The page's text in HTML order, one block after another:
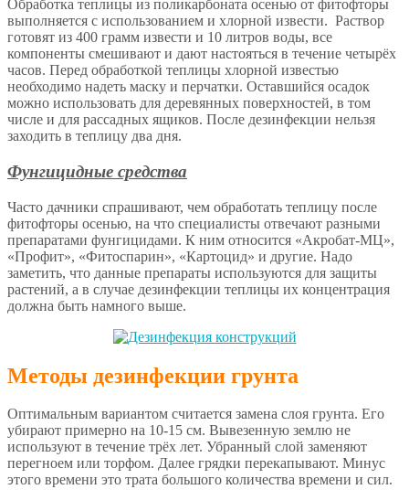
Обработка теплицы из поликарбоната осенью от фитофторы
выполняется с использованием и хлорной извести. Раствор
готовят из 400 грамм извести и 10 литров воды, все
компоненты смешивают и дают настояться в течение четырёх
часов. Перед обработкой теплицы хлорной известью
необходимо надеть маску и перчатки. Оставшийся осадок
можно использовать для деревянных поверхностей, в том
числе и для рассадных ящиков. После дезинфекции нельзя
заходить в теплицу два дня.
Фунгицидные средства
Часто дачники спрашивают, чем обработать теплицу после
фитофторы осенью, на что специалисты отвечают разными
препаратами фунгицидами. К ним относится «Акробат-МЦ»,
«Профит», «Фитоспарин», «Картоцид» и другие. Надо
заметить, что данные препараты используются для защиты
растений, а в случае дезинфекции теплицы их концентрация
должна быть намного выше.
Методы дезинфекции грунта
Оптимальным вариантом считается замена слоя грунта. Его
убирают примерно на 10-15 см. Вывезенную землю не
используют в течение трёх лет. Убранный слой заменяют
перегноем или торфом. Далее грядки перекапывают. Минус
этого времени это трата большого количества времени и сил.